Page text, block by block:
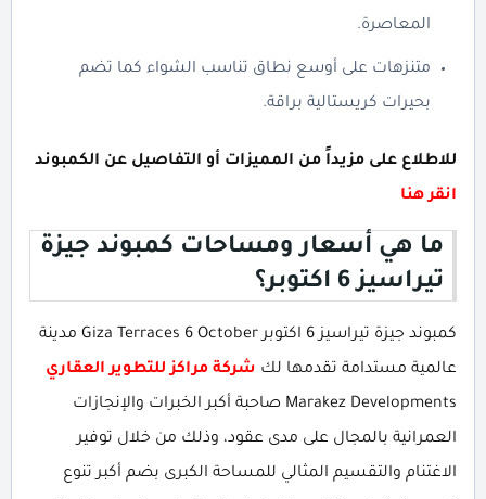
المعاصرة.
متنزهات على أوسع نطاق تناسب الشواء كما تضم
بحيرات كريستالية براقة.
للاطلاع على مزيداً من المميزات أو التفاصيل عن الكمبوند
انقر هنا
ما هي أسعار ومساحات كمبوند جيزة
تيراسيز 6 اكتوبر؟
كمبوند جيزة تيراسيز 6 اكتوبر Giza Terraces 6 October مدينة
عالمية مستدامة تقدمها لك شركة مراكز للتطوير العقاري
Marakez Developments صاحبة أكبر الخبرات والإنجازات
العمرانية بالمجال على مدى عقود، وذلك من خلال توفير
الاغتنام والتقسيم المثالي للمساحة الكبرى بضم أكبر تنوع